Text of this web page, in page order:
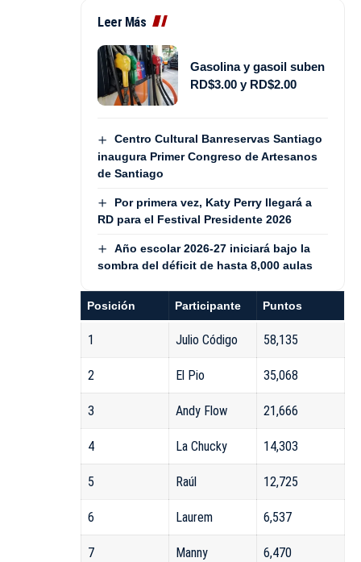
Leer Más
Gasolina y gasoil suben
RD$3.00 y RD$2.00
Centro Cultural Banreservas Santiago
inaugura Primer Congreso de Artesanos
de Santiago
Por primera vez, Katy Perry llegará a
RD para el Festival Presidente 2026
Año escolar 2026-27 iniciará bajo la
sombra del déficit de hasta 8,000 aulas
Posición Participante Puntos
1 Julio Código 58,135
2 El Pio 35,068
3 Andy Flow 21,666
4 La Chucky 14,303
5 Raúl 12,725
6 Laurem 6,537
7
Manny
6,470